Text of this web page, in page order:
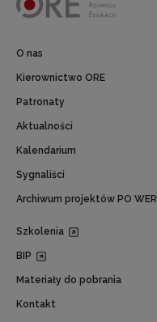
O nas
Kierownictwo ORE
Patronaty
Aktualności
Kalendarium
Sygnaliści
Archiwum projektów PO WER
Szkolenia
BIP
Materiały do pobrania
Kontakt